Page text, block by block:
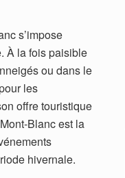
s’impose
À la fois paisible
ou dans le
les
offre touristique
Blanc est la
hivernale.